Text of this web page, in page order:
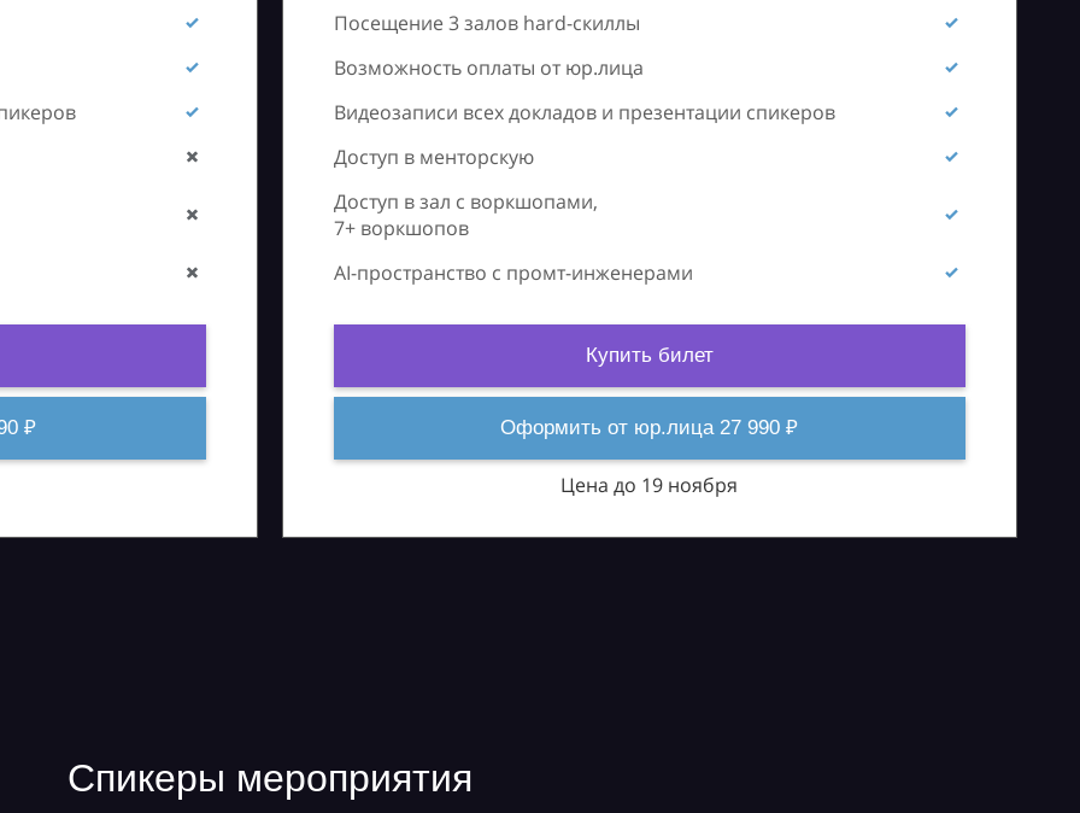
₽
Посещение 3 залов hard-скиллы
Возможность оплаты от юр.лица
Видеозаписи всех докладов и презентации спикеров
Доступ в менторскую
Доступ в зал с воркшопами,
7+ воркшопов
AI-пространство с промт-инженерами
Купить билет
Оформить от юр.лица 27 990 ₽
Цена до 19 ноября
Спикеры мероприятия